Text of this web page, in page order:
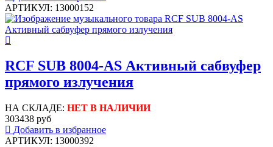
АРТИКУЛ: 13000152
RCF SUB 8004-AS Активный сабвуфер
прямого излучения
НА СКЛАДЕ: НЕТ В НАЛИЧИИ
303438 руб
Добавить в избранное
АРТИКУЛ: 13000392